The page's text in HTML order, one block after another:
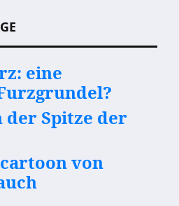
eine
der Spitze der
von